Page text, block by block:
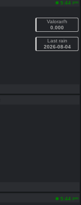
5:44 pm
Valorar/h
0.000
Last rain
2026-08-04
5:44 pm